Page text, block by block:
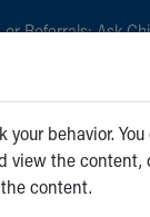
or Referrals:Ask
PARENTS
behavior. You
view the content,
content.